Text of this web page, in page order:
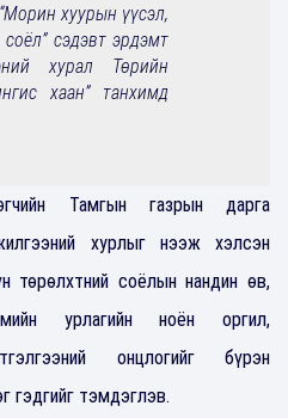
хуурын үүсэл,
сэдэвт эрдэмт
хурал Төрийн
хаан” танхимд
Тамгын газрын дарга
хурлыг нээж хэлсэн
төрөлхтний соёлын нандин өв,
урлагийн ноён оргил,
онцлогийг бүрэн
гэдгийг тэмдэглэв.